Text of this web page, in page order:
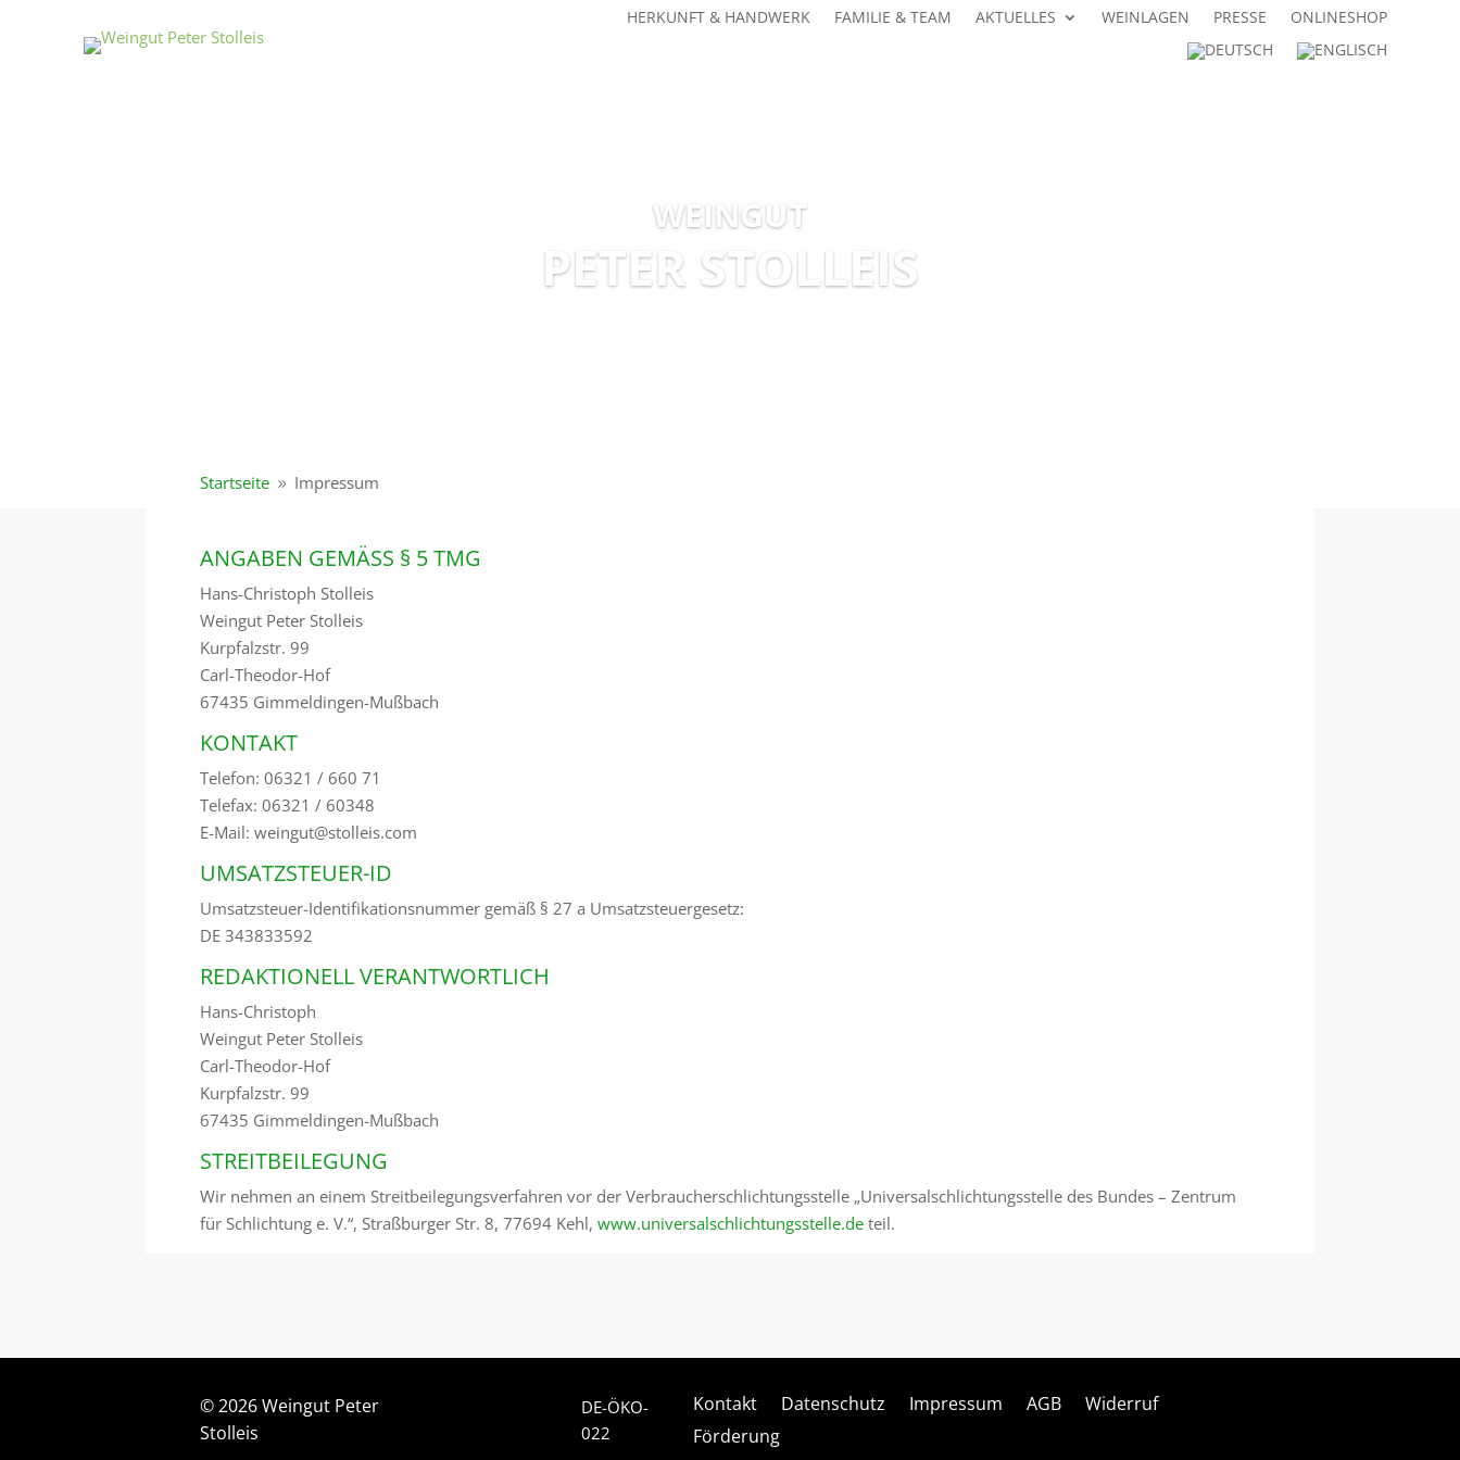
Kurpfalzstraße 99 | 67435 Gimmeldingen-Mußbach | Tel. 06321 / 660 71 |weingut@stolleis.com| |
HERKUNFT & HANDWERK FAMILIE & TEAM AKTUELLES WEINLAGEN PRESSE ONLINESHOP
WEINGUT
PETER STOLLEIS
Startseite 9 Impressum
ANGABEN GEMÄSS § 5 TMG
Hans-Christoph Stolleis
Weingut Peter Stolleis
Kurpfalzstr. 99
Carl-Theodor-Hof
67435 Gimmeldingen-Mußbach
KONTAKT
Telefon: 06321 / 660 71
Telefax: 06321 / 60348
E-Mail: weingut@stolleis.com
UMSATZSTEUER-ID
Umsatzsteuer-Identifikationsnummer gemäß § 27 a Umsatzsteuergesetz:
DE 343833592
REDAKTIONELL VERANTWORTLICH
Hans-Christoph
Weingut Peter Stolleis
Carl-Theodor-Hof
Kurpfalzstr. 99
67435 Gimmeldingen-Mußbach
STREITBEILEGUNG
Wir nehmen an einem Streitbeilegungsverfahren vor der Verbraucherschlichtungsstelle „Universalschlichtungsstelle des Bundes – Zentrum
für Schlichtung e. V.“, Straßburger Str. 8, 77694 Kehl,www.universalschlichtungsstelle.de teil.
©2026 Weingut Peter
Stolleis
DE-ÖKO-
022
Kontakt Datenschutz Impressum AGB
Widerruf
Förderung